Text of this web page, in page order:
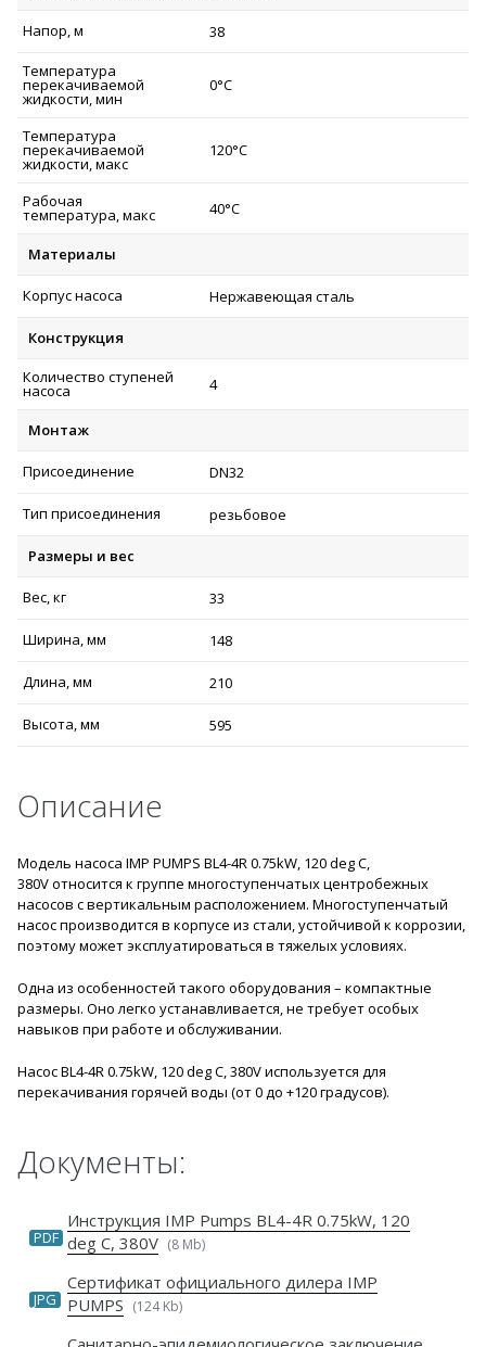
Напор, м
38
Температура
перекачиваемой
жидкости, мин
0°C
Температура
перекачиваемой
жидкости, макс
120°C
Рабочая
температура, макс 40°C
Материалы
Корпус насоса Нержавеющая сталь
Конструкция
Количество ступеней
насоса 4
Монтаж
Присоединение DN32
Тип присоединения резьбовое
Размеры и вес
Вес, кг 33
Ширина, мм 148
Длина, мм 210
Высота, мм 595
Описание
Модель насоса IMP PUMPS BL4-4R 0.75kW, 120 deg C,
380V относится к группе многоступенчатых центробежных
насосов с вертикальным расположением. Многоступенчатый
насос производится в корпусе из стали, устойчивой к коррозии,
поэтому может эксплуатироваться в тяжелых условиях.
Одна из особенностей такого оборудования – компактные
размеры. Оно легко устанавливается, не требует особых
навыков при работе и обслуживании.
Насос BL4-4R 0.75kW, 120 deg C, 380V используется для
перекачивания горячей воды (от 0 до +120 градусов).
Документы:
PDF
Инструкция IMP Pumps BL4-4R 0.75kW, 120
deg C, 380V (8 Mb)
JPG
Сертификат официального дилера IMP
PUMPS (124 Kb)